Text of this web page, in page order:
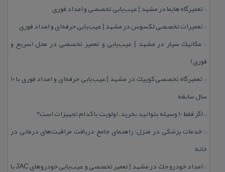
:: تعمیرگاه هایما در مشهد | عیب‌یابی تخصصی و امداد فوری
:: تعمیرات تخصصی لكسوس در مشهد | عیب‌یابی حرفه‌ای و امداد فوری
:: مكانیك سیار در مشهد | عیب‌یابی و تعمیر تخصصی در محل (سریع و
فوری)
::
تعمیرگاه تخصصی كوییك در مشهد | عیب‌یابی حرفه‌ای و امداد فوری با ۱۰
سال سابقه
:: اگر فقط 10 وسیله بتوانید بخرید، اولویت با كدام تجهیزات است؟
:: خدمات پزشكی در منزل؛ راهنمای جامع دریافت مراقبت‌های درمانی در
خانه
::
امداد خودرو جك در مشهد | تعمیر تخصصی و عیب‌یابی خودروهای JAC با